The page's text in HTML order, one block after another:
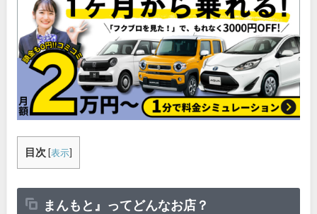
目次 [表示]
まんもと』ってどんなお店？